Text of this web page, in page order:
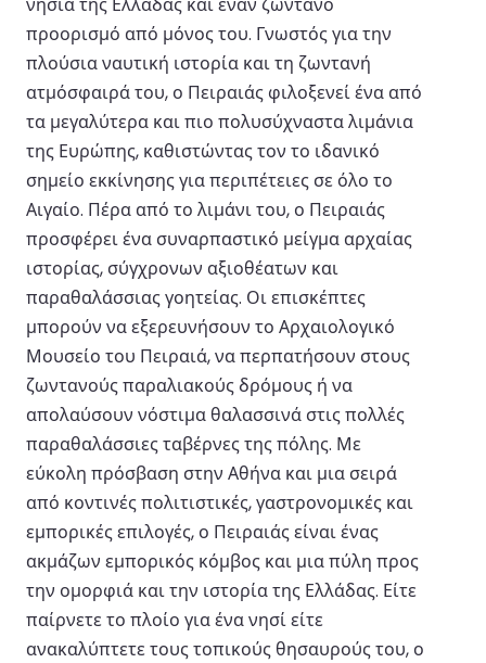
προορισμό από μόνος του. Γνωστός για την
πλούσια ναυτική ιστορία και τη ζωντανή
ατμόσφαιρά του, ο Πειραιάς φιλοξενεί ένα από
τα μεγαλύτερα και πιο πολυσύχναστα λιμάνια
της Ευρώπης, καθιστώντας τον το ιδανικό
σημείο εκκίνησης για περιπέτειες σε όλο το
Αιγαίο. Πέρα από το λιμάνι του, ο Πειραιάς
προσφέρει ένα συναρπαστικό μείγμα αρχαίας
ιστορίας, σύγχρονων αξιοθέατων και
παραθαλάσσιας γοητείας. Οι επισκέπτες
μπορούν να εξερευνήσουν το Αρχαιολογικό
Μουσείο του Πειραιά, να περπατήσουν στους
ζωντανούς παραλιακούς δρόμους ή να
απολαύσουν νόστιμα θαλασσινά στις πολλές
παραθαλάσσιες ταβέρνες της πόλης. Με
εύκολη πρόσβαση στην Αθήνα και μια σειρά
από κοντινές πολιτιστικές, γαστρονομικές και
εμπορικές επιλογές, ο Πειραιάς είναι ένας
ακμάζων εμπορικός κόμβος και μια πύλη προς
την ομορφιά και την ιστορία της Ελλάδας. Είτε
παίρνετε το πλοίο για ένα νησί είτε
ανακαλύπτετε τους τοπικούς θησαυρούς του, ο